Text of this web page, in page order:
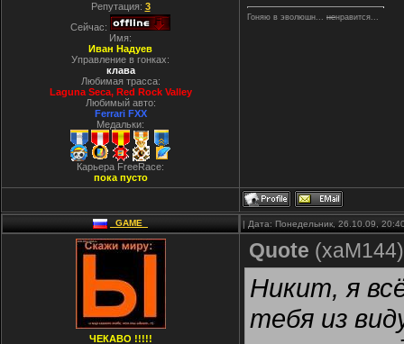
Репутация: 3
Сейчас:
Имя:
Иван Надуев
Управление в гонках:
клава
Любимая трасса:
Laguna Seca, Red Rock Valley
Любимый авто:
Ferrari FXX
Медальки:
Карьера FreeRace:
пока пусто
Гоняю в эволюшн... ненравится...
_GAME_ | Дата: Понедельник, 26.10.09,
ЧЕКАВО !!!!!
Quote (xaM144)
Никит, я
тебя из